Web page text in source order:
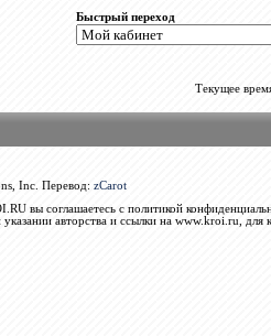
Быстрый переход
Текущее
Inc. Перевод: zCarot
вы соглашаетесь с политикой
авторства и ссылки на www.kroi.ru, для